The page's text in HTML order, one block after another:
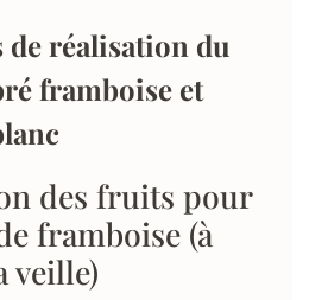
de réalisation du
framboise et
des fruits pour
framboise (à
veille)